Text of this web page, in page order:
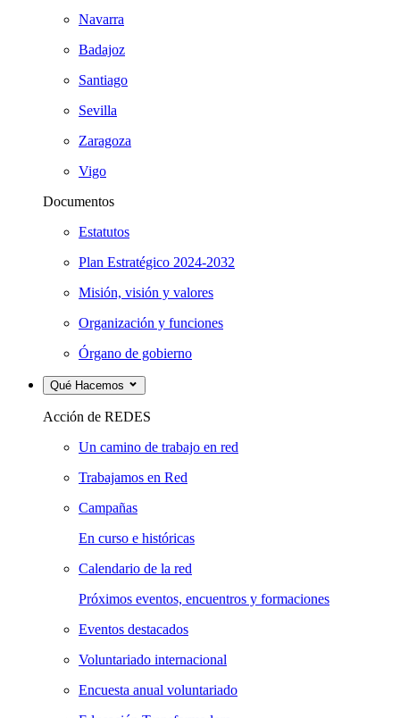
Navarra
Badajoz
Santiago
Sevilla
Zaragoza
Vigo
Documentos
Estatutos
Plan Estratégico 2024-2032
Misión, visión y valores
Organización y funciones
Órgano de gobierno
Qué Hacemos
Acción de REDES
Un camino de trabajo en red
Trabajamos en Red
Campañas
En curso e históricas
Calendario de la red
Próximos eventos, encuentros y formaciones
Eventos destacados
Voluntariado internacional
Encuesta anual voluntariado